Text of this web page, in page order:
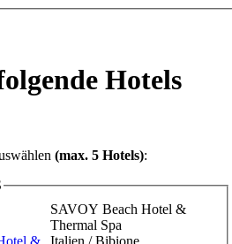
Hotels
(max. 5 Hotels):
SAVOY Beach Hotel &
Thermal Spa
Italien / Bibione